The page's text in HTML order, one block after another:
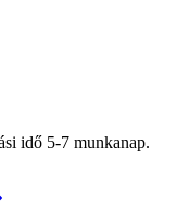
idő 5-7 munkanap.